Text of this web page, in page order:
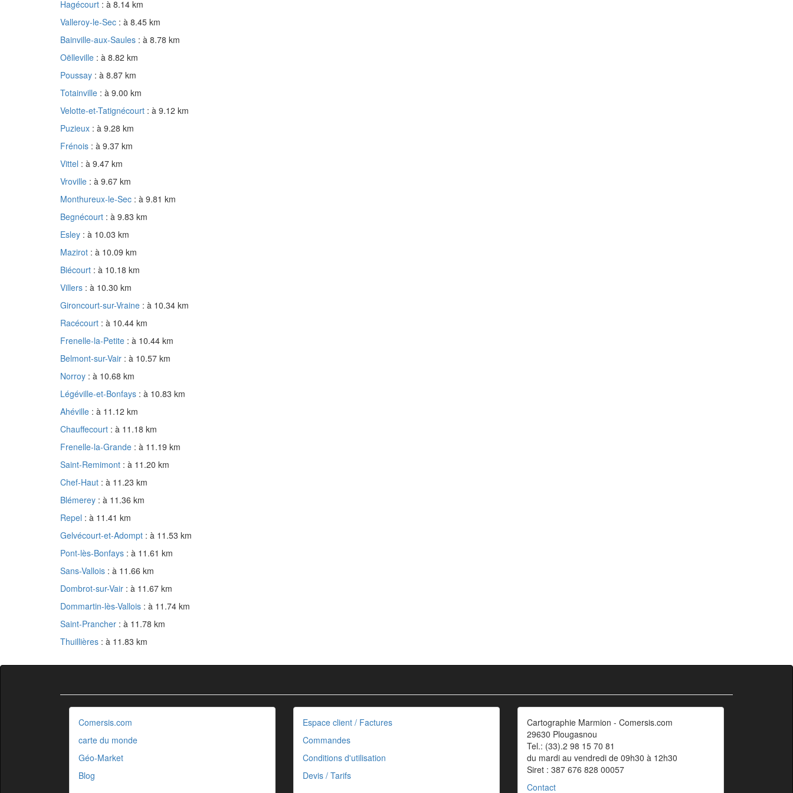
Hagécourt : à 8.14 km
Valleroy-le-Sec : à 8.45 km
Bainville-aux-Saules : à 8.78 km
Oëlleville : à 8.82 km
Poussay : à 8.87 km
Totainville : à 9.00 km
Velotte-et-Tatignécourt : à 9.12 km
Puzieux : à 9.28 km
Frénois : à 9.37 km
Vittel : à 9.47 km
Vroville : à 9.67 km
Monthureux-le-Sec : à 9.81 km
Begnécourt : à 9.83 km
Esley : à 10.03 km
Mazirot : à 10.09 km
Biécourt : à 10.18 km
Villers : à 10.30 km
Gironcourt-sur-Vraine : à 10.34 km
Racécourt : à 10.44 km
Frenelle-la-Petite : à 10.44 km
Belmont-sur-Vair : à 10.57 km
Norroy : à 10.68 km
Légéville-et-Bonfays : à 10.83 km
Ahéville : à 11.12 km
Chauffecourt : à 11.18 km
Frenelle-la-Grande : à 11.19 km
Saint-Remimont : à 11.20 km
Chef-Haut : à 11.23 km
Blémerey : à 11.36 km
Repel : à 11.41 km
Gelvécourt-et-Adompt : à 11.53 km
Pont-lès-Bonfays : à 11.61 km
Sans-Vallois : à 11.66 km
Dombrot-sur-Vair : à 11.67 km
Dommartin-lès-Vallois : à 11.74 km
Saint-Prancher : à 11.78 km
Thuillières : à 11.83 km
Comersis.com
carte du monde
Géo-Market
Blog
Espace client / Factures
Commandes
Conditions d'utilisation
Devis / Tarifs
Cartographie Marmion - Comersis.com
29630 Plougasnou
Tel.: (33).2 98 15 70 81
du mardi au vendredi de 09h30 à 12h30
Siret : 387 676 828 00057
Contact